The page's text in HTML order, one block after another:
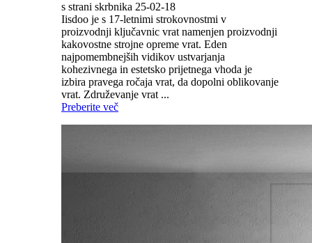
s strani skrbnika 25-02-18
Iisdoo je s 17-letnimi strokovnostmi v
proizvodnji ključavnic vrat namenjen proizvodnji
kakovostne strojne opreme vrat. Eden
najpomembnejših vidikov ustvarjanja
kohezivnega in estetsko prijetnega vhoda je
izbira pravega ročaja vrat, da dopolni oblikovanje
vrat. Združevanje vrat ...
Preberite več